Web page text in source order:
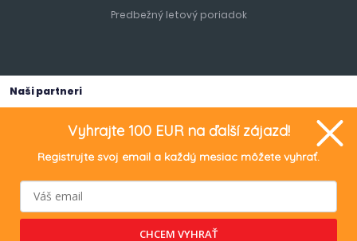
Predbežný letový poriadok
Naši partneri
TURANCAR Travel s.r.o., Bratislavská 466/29, 949 01 Nitra, IČO:
55028241, IČ DPH: SK 2121898768.
Vyhrajte 100 EUR na ďalší zájazd!
Registrujte svoj email a každý mesiac môžete vyhrať.
CHCEM VYHRAŤ